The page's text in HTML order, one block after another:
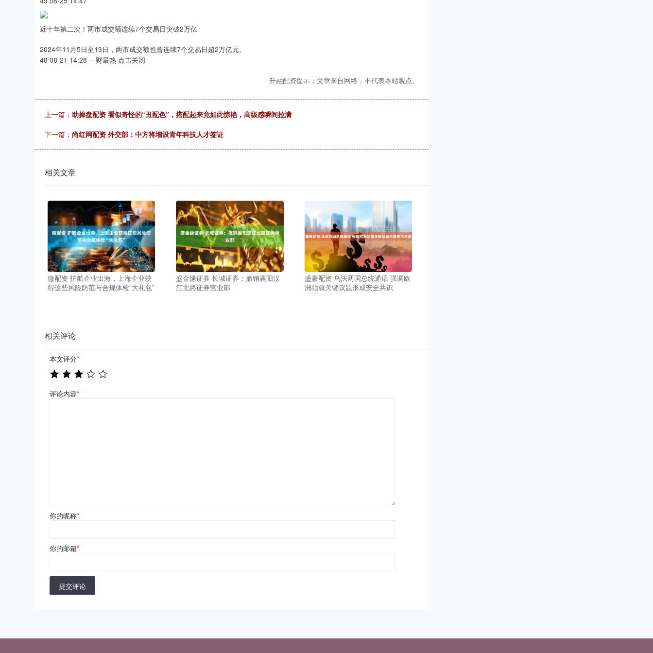
近十年第二次！两市成交额连续7个交易日突破2万亿
2024年11月5日至13日，两市成交额也曾连续7个交易日超2万亿元。
48 08-21 14:28 一财最热 点击关闭
升融配资提示：文章来自网络，不代表本站观点。
上一篇： 助操盘配资 看似奇怪的“丑配色”，搭配起来竟如此惊艳，高级感瞬间拉满
下一篇： 尚红网配资 外交部：中方将增设青年科技人才签证
相关文章
微配资 护航企业出海，上海企业获
得这些风险防范与合规体检“大礼包”
盛金缘证券 长城证券：撤销襄阳汉
江北路证券营业部
盛豪配资 乌法两国总统通话 强调欧
洲须就关键议题形成安全共识
相关评论
本文评分*
评论内容*
你的昵称*
你的邮箱*
提交评论